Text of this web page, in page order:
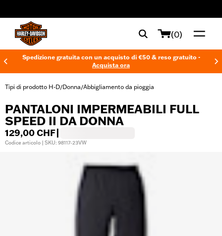
(0)
Spedizione gratuita con un acquisto di €50 & reso gratuito -
Acquista ora
Tipi di prodotto H-D/Donna/Abbigliamento da pioggia
PANTALONI IMPERMEABILI FULL
SPEED II DA DONNA
129,00 CHF
Codice articolo | SKU: 98117-23VW